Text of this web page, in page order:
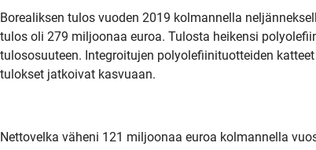
Borealiksen tulos vuoden 2019 kolmannella
tulos oli 279 miljoonaa euroa. Tulosta heikensi
tulososuuteen. Integroitujen polyolefiinituotteiden
tulokset jatkoivat kasvuaan.
Nettovelka väheni 121 miljoonaa euroa kolmannella